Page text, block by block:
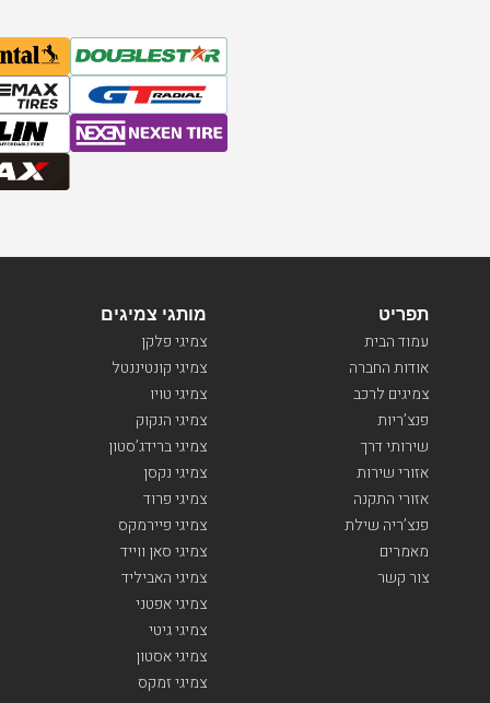
מותגי צמיגים
צמיגי פלקן
צמיגי קונטיננטל
צמיגי טויו
צמיגי הנקוק
צמיגי ברידג’סטון
צמיגי נקסן
צמיגי פרוד
צמיגי פיירמקס
צמיגי סאן ווייד
צמיגי האביליד
צמיגי אפטני
צמיגי גיטי
צמיגי אסטון
צמיגי זמקס
תפריט
עמוד הבית
אודות החברה
צמיגים לרכב
פנצ’ריות
שירותי דרך
אזורי שירות
אזורי התקנה
פנצ’ריה שילת
מאמרים
צור קשר